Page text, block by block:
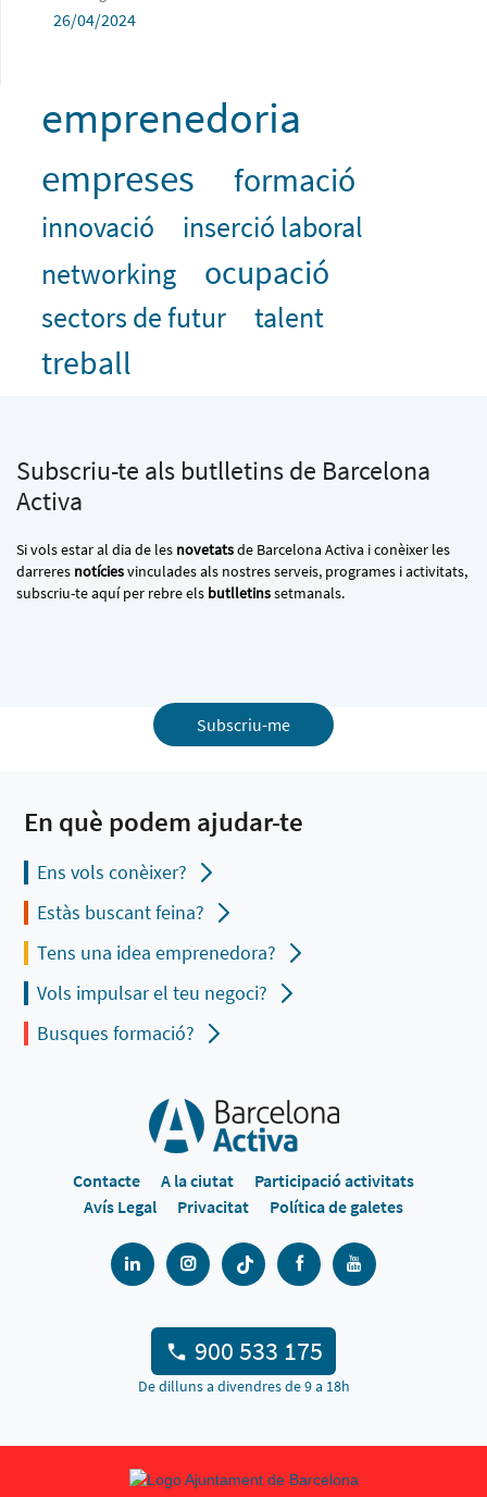
26/04/2024
emprenedoria
empreses formació
innovació
inserció laboral
networking
ocupació
sectors de futur talent
treball
Subscriu-te als butlletins de Barcelona
Activa
Si vols estar al dia de les novetatsde Barcelona Activa i conèixer les
darreres notíciesvinculades als nostres serveis, programes i activitats,
subscriu-te aquí per rebre els butlletinssetmanals.
Subscriu-me
En què podem ajudar-te
Ens vols conèixer?
Estàs buscant feina?
Tens una idea emprenedora?
Vols impulsar el teu negoci?
Busques formació?
Contacte A la ciutat
Participació activitats
Avís Legal
Privacitat Política de galetes
900 533 175
De dilluns a divendres de 9 a 18h